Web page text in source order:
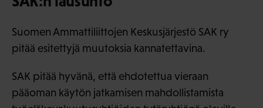
Suomen Ammattiliittojen Keskusjärjestö SAK ry
pitää esitettyjä muutoksia kannatettavina.
SAK pitää hyvänä, että ehdotettua vieraan
pääoman käytön jatkamisen mahdollistamista